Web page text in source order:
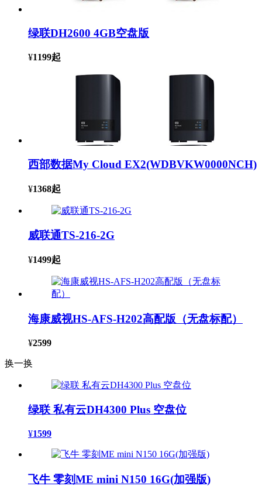
绿联DH2600 4GB空盘版
¥1199起
西部数据My Cloud EX2(WDBVKW0000NCH)
¥1368起
威联通TS-216-2G
¥1499起
海康威视HS-AFS-H202高配版（无盘标配）
¥2599
换一换
绿联 私有云DH4300 Plus 空盘位
¥1599
飞牛 零刻ME mini N150 16G(加强版)